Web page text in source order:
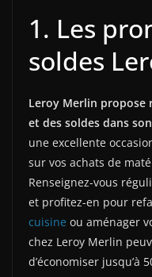
1. Les
soldes
Leroy Merlin propose
et des soldes dans
une excellente
sur vos achats de
Renseignez-vous
et profitez-en pour
cuisine ou aménager
chez Leroy Merlin
d’économiser jusqu’à